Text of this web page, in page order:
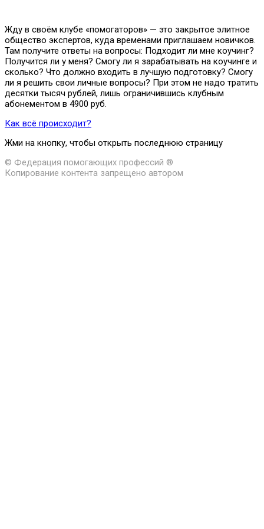
Жду в своём клубе «помогаторов» — это закрытое элитное
общество экспертов, куда временами приглашаем новичков.
Там получите ответы на вопросы: Подходит ли мне коучинг?
Получится ли у меня? Смогу ли я зарабатывать на коучинге и
сколько? Что должно входить в лучшую подготовку? Смогу
ли я решить свои личные вопросы? При этом не надо тратить
десятки тысяч рублей, лишь ограничившись клубным
абонементом в 4900 руб.
Как всё происходит?
Жми на кнопку, чтобы открыть последнюю страницу
© Федерация помогающих профессий ®
Копирование контента запрещено автором